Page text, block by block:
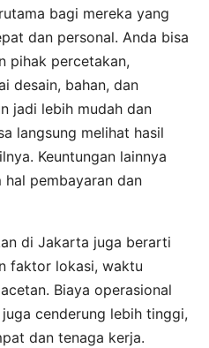
bagi mereka yang
dan personal. Anda bisa
pihak percetakan,
desain, bahan, dan
jadi lebih mudah dan
langsung melihat hasil
Keuntungan lainnya
hal pembayaran dan
di Jakarta juga berarti
faktor lokasi, waktu
Biaya operasional
cenderung lebih tinggi,
dan tenaga kerja.